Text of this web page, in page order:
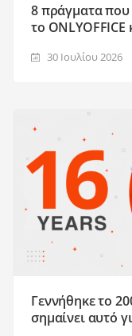
8 πράγματα που
το ONLYOFFICE
30 Ιουλίου 2026
Γεννήθηκε το
σημαίνει αυτό